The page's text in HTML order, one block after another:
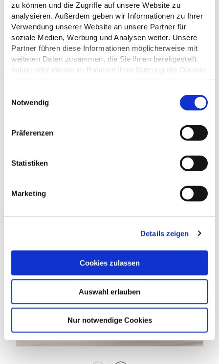
zu können und die Zugriffe auf unsere Website zu
analysieren. Außerdem geben wir Informationen zu Ihrer
Verwendung unserer Website an unsere Partner für
soziale Medien, Werbung und Analysen weiter. Unsere
Partner führen diese Informationen möglicherweise mit
weiteren Daten zusammen, die Sie ihnen bereitgestellt
haben oder die sie im Rahmen Ihrer Nutzung der Dienste
gesammelt haben.
Notwendig
Präferenzen
Statistiken
Marketing
Details zeigen
Cookies zulassen
Auswahl erlauben
Nur notwendige Cookies
Ascheberg
© TI GPS Anne Weise